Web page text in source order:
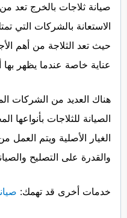
صيانة ثلاجات بالخرج تعد
الاستعانة بالشركات التي
حيث تعد الثلاجة من أهم
عناية خاصة عندما يظهر
هناك العديد من الشركات
الصيانة للثلاجات بأنواعها
الغيار الأصلية ويتم العمل
والقدرة على التصليح
خدمات أخرى قد تهمك: